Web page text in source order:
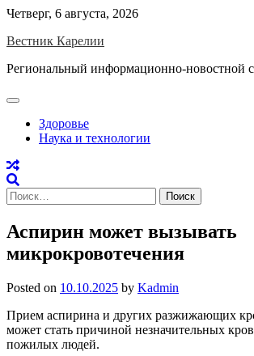
Skip
content
Четверг, 6 августа, 2026
Вестник Карелии
Региональный информационно-новостной
Здоровье
Наука и технологии
Найти:
Аспирин может вызывать
микрокровотечения
Posted on 10.10.2025 by Kadmin
Прием аспирина и других разжижающих
может стать причиной незначительных
пожилых людей.